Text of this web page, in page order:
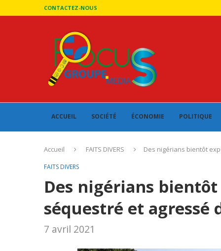
CONTACTEZ-NOUS
ACCUEIL SOCIÉTÉ ÉCONOMIE POLITIQUE
Accueil FAITS DIVERS Des nigérians bientôt
FAITS DIVERS
Des nigérians
séquestré et agressé
7 avril 2021